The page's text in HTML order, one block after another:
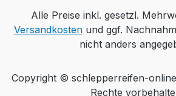
Alle Preise inkl. gesetzl.
Versandkostenund ggf.
nicht anders
Copyright © schlepperreifen-
Rechte